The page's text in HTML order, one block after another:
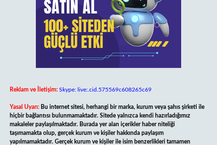
Reklam ve İletişim: Skype: live:.cid.575569c608265c69
Yasal Uyarı: Bu internet sitesi, herhangi bir marka, kurum veya şahıs şirketi ile
hiçbir bağlantısı bulunmamaktadır. Sitede yalnızca kendi hazırladığımız
makaleler paylaşılmaktadır. Burada yer alan içerikler haber niteliği
taşımamakta olup, gerçek kurum ve kişiler hakkında paylaşım
yapılmamaktadır. Gerçek kurum ve kişiler ile isim benzerlikleri tamamen